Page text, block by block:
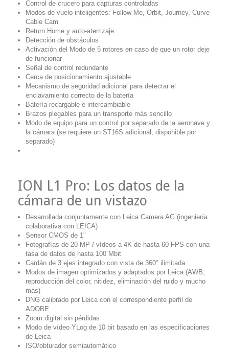
Control de crucero para capturas controladas
Modos de vuelo inteligentes: Follow Me, Orbit, Journey, Curve
Cable Cam
Return Home y auto-aterrizaje
Detección de obstáculos
Activación del Modo de 5 rotores en caso de que un rotor deje
de funcionar
Señal de control redundante
Cerca de posicionamiento ajustable
Mecanismo de seguridad adicional para detectar el
enclavamiento correcto de la batería
Batería recargable e intercambiable
Brazos plegables para un transporte más sencillo
Modo de equipo para un control por separado de la aeronave y
la cámara (se requiere un ST16S adicional, disponible por
separado)
ION L1 Pro: Los datos de la
cámara de un vistazo
Desarrollada conjuntamente con Leica Camera AG (ingeniería
colaborativa con LEICA)
Sensor CMOS de 1"
Fotografías de 20 MP / vídeos a 4K de hasta 60 FPS con una
tasa de datos de hasta 100 Mbit
Cardán de 3 ejes integrado con vista de 360° ilimitada
Modos de imagen optimizados y adaptados por Leica (AWB,
reproducción del color, nitidez, eliminación del ruido y mucho
más)
DNG calibrado por Leica con el correspondiente perfil de
ADOBE
Zoom digital sin pérdidas
Modo de vídeo YLog de 10 bit basado en las especificaciones
de Leica
ISO/obturador semiautomático